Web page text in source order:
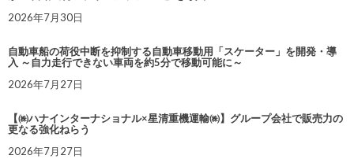
2026年7月30日
自動車船の荷役中断を抑制する自動車移動用「スケーター」を開発・導
入 ～自力走行できない車両を約5分で移動可能に～
2026年7月27日
【㈱ハナインターナショナル×星清重機運輸㈱】グループ会社で販売力の
更なる強化ねらう
2026年7月27日